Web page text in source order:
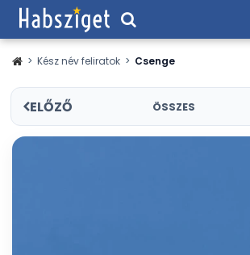
> Kész név feliratok > Csenge
ELŐZŐ ÖSSZES